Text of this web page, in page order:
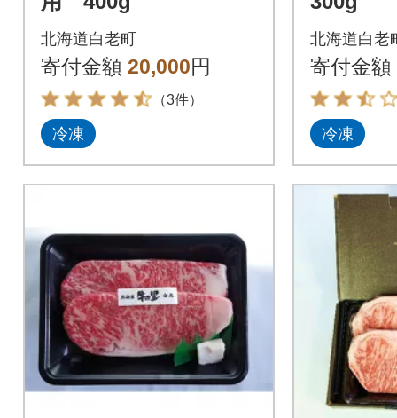
北海道白老町
寄付金額 20,000円
（3件）
冷凍
北海道白老
寄付金額
冷凍